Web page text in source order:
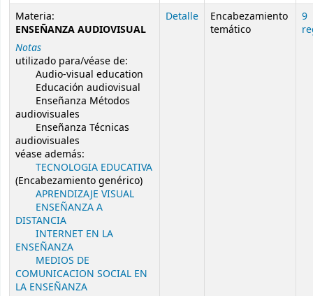
Materia:
ENSEÑANZA AUDIOVISUAL
Notas
utilizado para/véase de:
Audio-visual education
Educación audiovisual
Enseñanza Métodos
audiovisuales
Enseñanza Técnicas
audiovisuales
véase además:
TECNOLOGIA EDUCATIVA
(Encabezamiento genérico)
APRENDIZAJE VISUAL
ENSEÑANZA A
DISTANCIA
INTERNET EN LA
ENSEÑANZA
MEDIOS DE
COMUNICACION SOCIAL EN
LA ENSEÑANZA
Detalle
Encabezamiento
temático
9